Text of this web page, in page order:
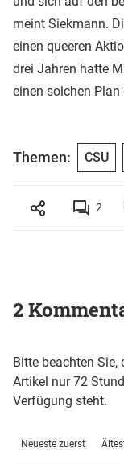
meint Siekmann.
einen queeren
drei Jahren hatte
einen solchen
Themen: CSU
2
2
Bitte beachten
Artikel nur 72
Verfügung steht.
Neueste zuerst